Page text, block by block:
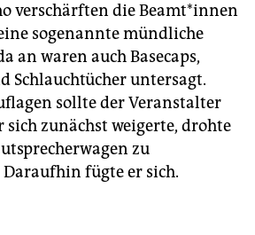
verschärften die Be­am­t*in­nen
sogenannte mündliche
an waren auch Basecaps,
Schlauchtücher untersagt.
sollte der Veranstalter
sich zunächst weigerte, drohte
zu
fügte er sich.